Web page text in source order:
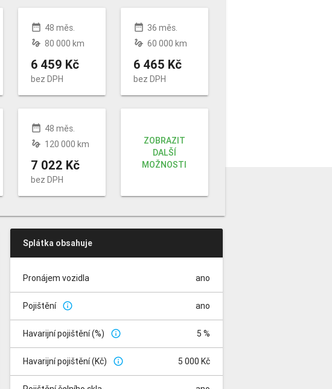
date_range 48 měs.
gesture 80 000 km
6 459 Kč
bez DPH
date_range 36 měs.
gesture 60 000 km
6 465 Kč
bez DPH
date_range 48 měs.
gesture 120 000 km
7 022 Kč
bez DPH
ZOBRAZIT
DALŠÍ
MOŽNOSTI
Splátka obsahuje
Pronájem vozidla ano
Pojištění info_outline ano
Havarijní pojištění (%) info_outline 5 %
Havarijní pojištění (Kč) info_outline 5 000 Kč